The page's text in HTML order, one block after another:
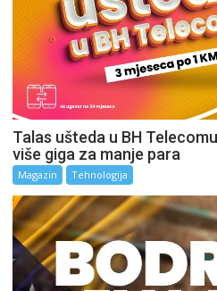
Talas ušteda u BH
više giga za manje para
Magazin Tehnologija